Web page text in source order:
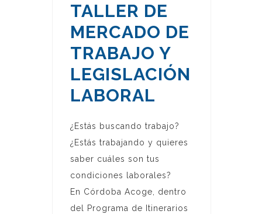
TALLER DE
MERCADO DE
TRABAJO Y
LEGISLACIÓN
LABORAL
¿Estás buscando trabajo?
¿Estás trabajando y quieres
saber cuáles son tus
condiciones laborales?
En Córdoba Acoge, dentro
del Programa de Itinerarios